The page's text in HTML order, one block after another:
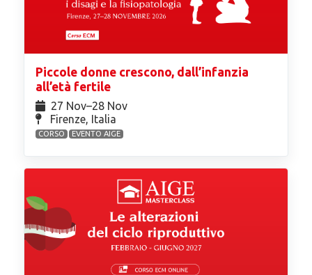
Piccole donne crescono, dall’infanzia
all’età fertile
27 Nov⁠–28 Nov
Firenze, Italia
CORSO EVENTO AIGE